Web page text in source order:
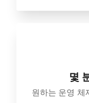
몇
원하는 운영 체